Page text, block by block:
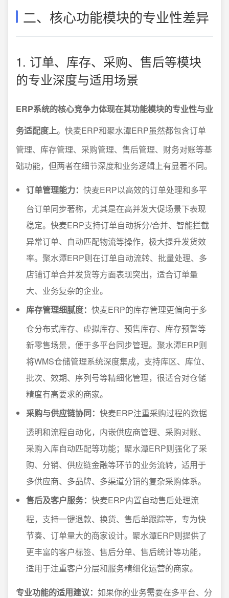
二、核心功能模块的专业性差异
1. 订单、库存、采购、售后等模块
的专业深度与适用场景
ERP系统的核心竞争力体现在其功能模块的专业性与业
务适配度上。快麦ERP和聚水潭ERP虽然都包含订单
管理、库存管理、采购管理、售后管理、财务对账等基
础功能，但两者在细节深度和业务逻辑上有显著不同。
订单管理能力： 快麦ERP以高效的订单处理和多平
台订单同步著称，尤其是在高并发大促场景下表现
稳定。快麦ERP支持订单自动拆分/合并、智能拦截
异常订单、自动匹配物流等操作，极大提升发货效
率。聚水潭ERP则在订单自动流转、批量处理、多
店铺订单合并发货等方面表现突出，适合订单量
大、业务复杂的企业。
库存管理细腻度： 快麦ERP的库存管理更偏向于多
仓分布式库存、虚拟库存、预售库存、库存预警等
新零售场景，便于多平台同步管理。聚水潭ERP则
将WMS仓储管理系统深度集成，支持库区、库位、
批次、效期、序列号等精细化管理，很适合对仓储
精度有高要求的商家。
采购与供应链协同： 快麦ERP注重采购过程的数据
透明和流程自动化，内嵌供应商管理、采购对账、
采购入库自动匹配等功能；聚水潭ERP则强化了采
购、分销、供应链金融等环节的业务流转，适用于
多供应商、多品牌、多渠道分销的复杂采购体系。
售后及客户服务： 快麦ERP内置自动售后处理流
程，支持一键退款、换货、售后单跟踪等，专为快
节奏、订单量大的商家设计。聚水潭ERP则提供了
更丰富的客户标签、售后分单、售后统计等功能，
适用于注重客户分层和服务精细化运营的商家。
专业功能的适用建议： 如果你的业务需要在多平台、分